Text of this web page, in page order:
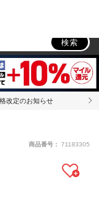
検索
改定のお知らせ
商品番号： 71183305